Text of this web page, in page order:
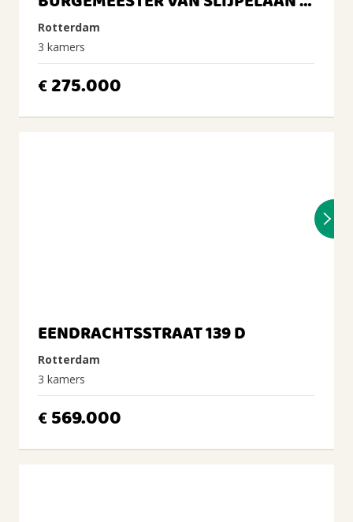
Rotterdam
3 kamers
€275.000
EENDRACHTSSTRAAT 139 D
Rotterdam
3 kamers
€ 569.000